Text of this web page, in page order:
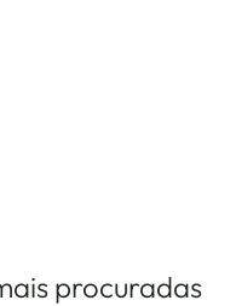
procuradas